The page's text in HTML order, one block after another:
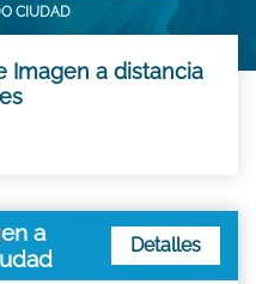
CIUDAD
Imagen a distancia
a
Detalles